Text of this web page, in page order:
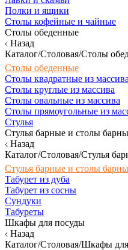
Полки и ящики
Столы кофейные и чайные
Столы обеденные
Назад
Каталог/Столовая/Столы
Столы обеденные
Столы квадратные из массива
Столы круглые из массива
Столы овальные из массива
Столы прямоугольные из
Стулья
Стулья барные и столы
Назад
Каталог/Столовая/Стулья
Стулья барные и столы
Табурет из дуба
Табурет из сосны
Сундуки
Табуреты
Шкафы для посуды
Назад
Каталог/Столовая/Шкафы